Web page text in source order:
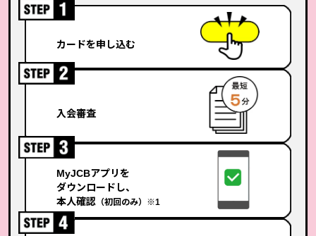
カードを申し込む
入会審査
MyJCBアプリを
ダウンロードし、
本人確認（初回のみ）※1